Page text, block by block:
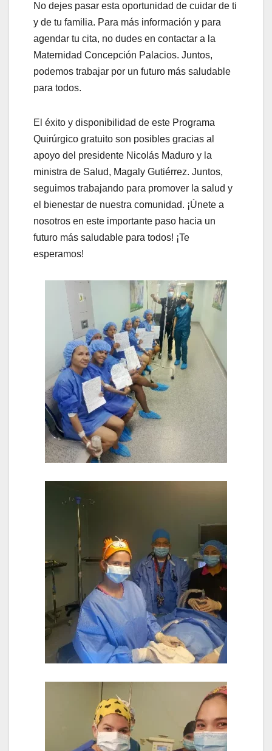
No dejes pasar esta oportunidad de cuidar de ti
y de tu familia. Para más información y para
agendar tu cita, no dudes en contactar a la
Maternidad Concepción Palacios. Juntos,
podemos trabajar por un futuro más saludable
para todos.
El éxito y disponibilidad de este Programa
Quirúrgico gratuito son posibles gracias al
apoyo del presidente Nicolás Maduro y la
ministra de Salud, Magaly Gutiérrez. Juntos,
seguimos trabajando para promover la salud y
el bienestar de nuestra comunidad. ¡Únete a
nosotros en este importante paso hacia un
futuro más saludable para todos! ¡Te
esperamos!